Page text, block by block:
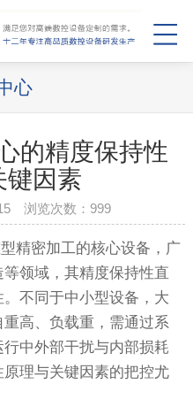
心
的精度保持性
键因素
浏览次数： 999
精密加工的核心设备，广
领域，其精度保持性直
不同于中小型设备，大
高、负载重，需通过系
中外部干扰与内部损耗
理与关键因素的把控尤